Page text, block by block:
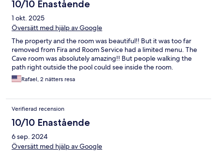
10/10 Enastående
1 okt. 2025
Översätt med hjälp av Google
The property and the room was beautiful!! But it was too far
removed from Fira and Room Service had a limited menu. The
Cave room was absolutely amazing!! But people walking the
path right outside the pool could see inside the room.
Rafael, 2 nätters resa
Verifierad recension
10/10 Enastående
6 sep. 2024
Översätt med hjälp av Google